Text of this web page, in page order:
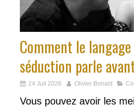
Comment le
séduction parle
24 Juil 2026 Olivier Bonald
Vous pouvez avoir les